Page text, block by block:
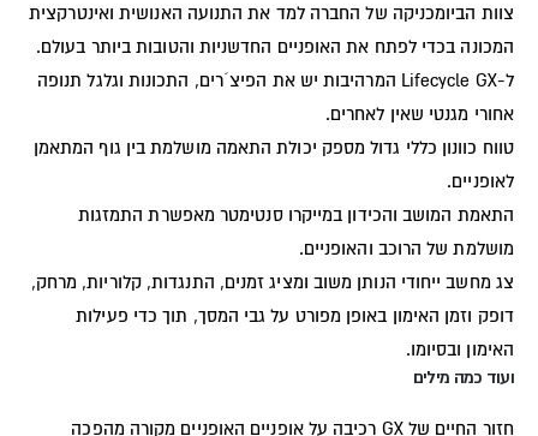
צוות הביומכניקה של החברה למד את התנועה האנושית ואינטרקצית
המכונה בכדי לפתח את האופניים החדשניות והטובות ביותר בעולם.
ל-Lifecycle GX המרהיבות יש את הפיצ´רים, התכונות וגלגל תנופה
אחורי מגנטי שאין לאחרים.
טווח כוונון כללי גדול מספק יכולת התאמה מושלמת בין גוף המתאמן
לאופניים.
התאמת המושב והכידון במייקרו סנטימטר מאפשרת התמזגות
מושלמת של הרוכב והאופניים.
צג מחשב ייחודי הנותן משוב ומציג זמנים, התנגדות, קלוריות, מרחק,
דופק וזמן האימון באופן מפורט על גבי המסך, תוך כדי פעילות
האימון ובסיומו.
ועוד כמה מילים
חזור החיים של GX רכיבה על אופניים האופניים מקורה מהפכה